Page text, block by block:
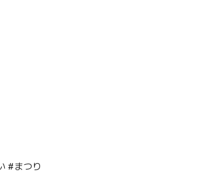
#まつり